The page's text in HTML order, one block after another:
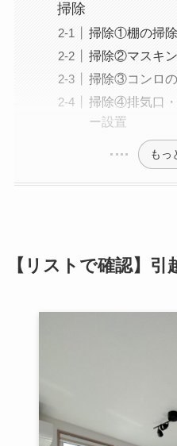
掃除
掃除①棚の掃
掃除②マスキ
掃除③コンロ
掃除④排気口
ー設置
もっ
【リストで確認】